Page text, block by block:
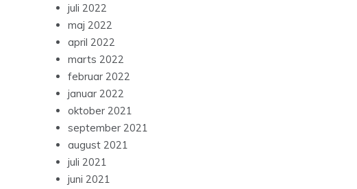
juli 2022
maj 2022
april 2022
marts 2022
februar 2022
januar 2022
oktober 2021
september 2021
august 2021
juli 2021
juni 2021